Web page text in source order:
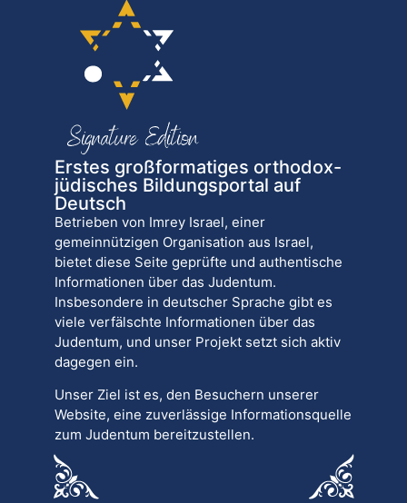
Erstes großformatiges orthodox-
jüdisches Bildungsportal auf
Deutsch
Betrieben von Imrey Israel, einer
gemeinnützigen Organisation aus Israel,
bietet diese Seite geprüfte und authentische
Informationen über das Judentum.
Insbesondere in deutscher Sprache gibt es
viele verfälschte Informationen über das
Judentum, und unser Projekt setzt sich aktiv
dagegen ein.
Unser Ziel ist es, den Besuchern unserer
Website, eine zuverlässige Informationsquelle
zum Judentum bereitzustellen.